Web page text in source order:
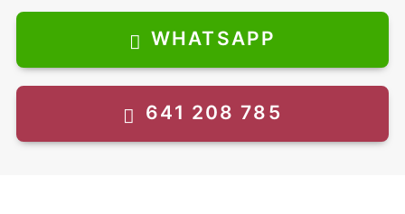
Daitsu
Fagor
Hisense
WHATSAPP
641 208 785